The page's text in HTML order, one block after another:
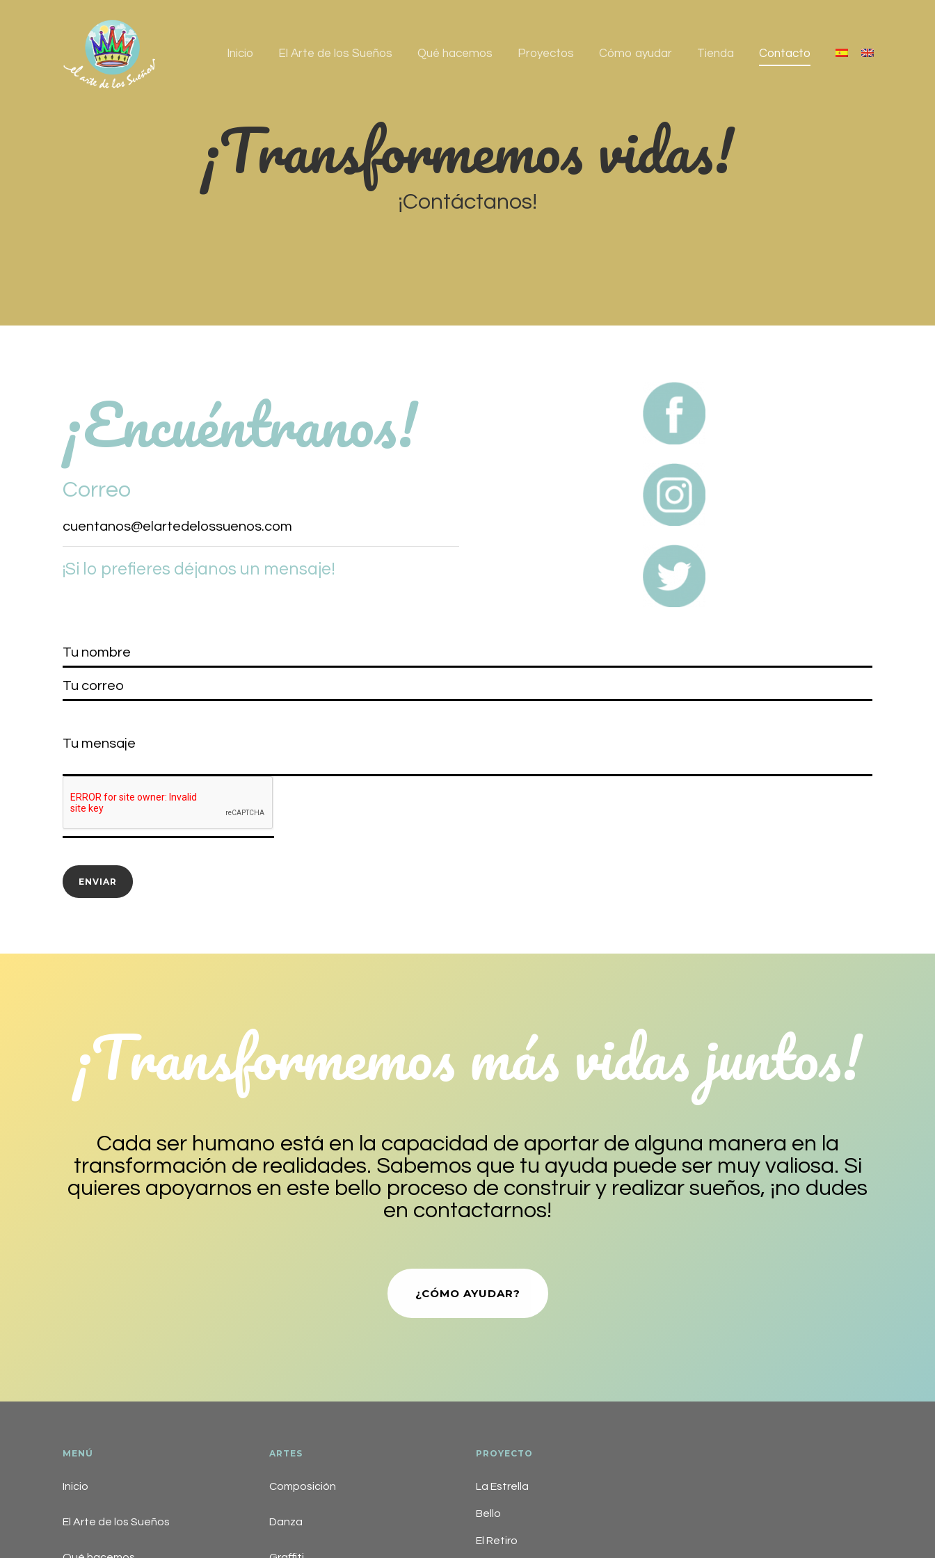
Inicio El Arte de los Sueños Qué hacemos Proyectos Cómo ayudar Tienda Contacto
¡Transformemos vidas!
¡Contáctanos!
¡Encuéntranos!
Correo
cuentanos@elartedelossuenos.com
¡Si lo prefieres déjanos un mensaje!
Tu nombre
Tu correo
Tu mensaje
¡Transformemos más vidas juntos!
Cada ser humano está en la capacidad de aportar de alguna manera en la
transformación de realidades. Sabemos que tu ayuda puede ser muy valiosa. Si
quieres apoyarnos en este bello proceso de construir y realizar sueños, ¡no dudes
en contactarnos!
¿CÓMO AYUDAR?
MENÚ
Inicio
El Arte de los Sueños
ARTES
Composición
Danza
PROYECTO
La Estrella
Bello
El Retiro